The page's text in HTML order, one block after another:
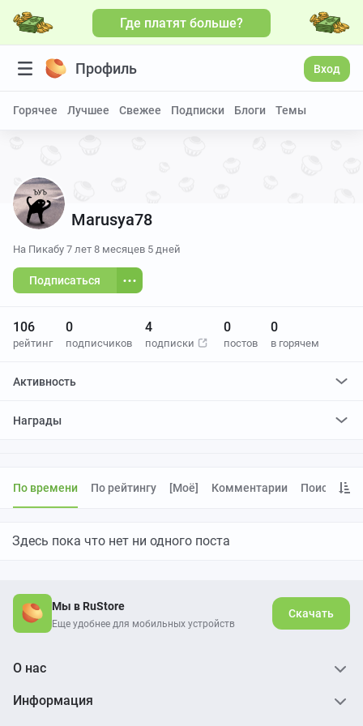
Где платят больше?
Профиль Вход
Горячее Лучшее Свежее Подписки Блоги Темы
Marusya78
На Пикабу 7 лет 8 месяцев 5 дней
Подписаться
106
рейтинг
0
подписчиков
4
подписки
0
постов
0
в горячем
Активность
Награды
По времени По рейтингу [моё] Комментарии Поиск
Здесь пока что нет ни одного поста
Мы в RuStore
Еще удобнее для мобильных устройств
Скачать
О нас
Информация